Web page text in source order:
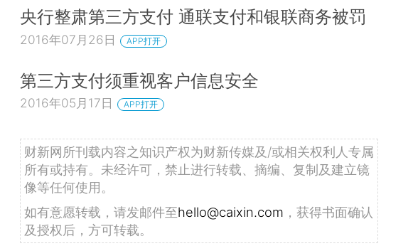
央行整肃第三方支付 通联支付和银联商务被罚
2016年07月26日 APP打开
第三方支付须重视客户信息安全
2016年05月17日 APP打开
财新网所刊载内容之知识产权为财新传媒及/或相关权利人专属
所有或持有。未经许可，禁止进行转载、摘编、复制及建立镜
像等任何使用。
如有意愿转载，请发邮件至hello@caixin.com ，获得书面确认
及授权后，方可转载。